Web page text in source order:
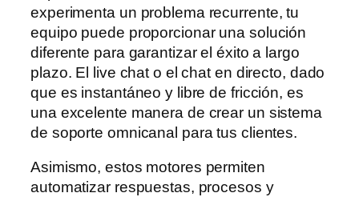
experimenta un problema recurrente, tu
equipo puede proporcionar una solución
diferente para garantizar el éxito a largo
plazo. El live chat o el chat en directo, dado
que es instantáneo y libre de fricción, es
una excelente manera de crear un sistema
de soporte omnicanal para tus clientes.
Asimismo, estos motores permiten
automatizar respuestas, procesos y